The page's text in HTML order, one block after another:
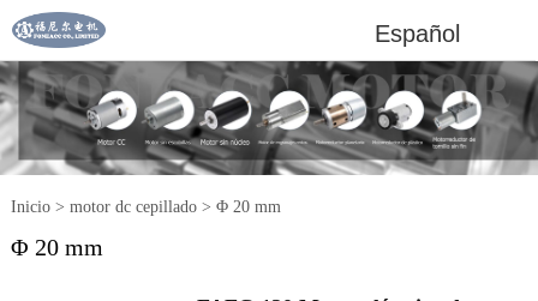
Español
Inicio> motor dc cepillado> Φ 20 mm
Φ 20 mm